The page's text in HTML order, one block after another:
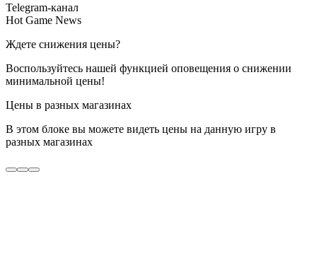
Telegram-канал
Hot Game News
Ждете снижения цены?
Воспользуйтесь нашей функцией оповещения о снижении
минимальной цены!
Цены в разных магазинах
В этом блоке вы можете видеть цены на данную игру в
разных магазинах